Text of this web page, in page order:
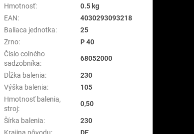
Hmotnosť:
0.5 kg
EAN:
4030293093218
Baliaca jednotka:
25
Zrno:
P 40
Číslo colného
sadzobníka:
68052000
Dĺžka balenia:
230
Výška balenia:
105
Hmotnosť balenia,
stroj:
0,50
Šírka balenia:
230